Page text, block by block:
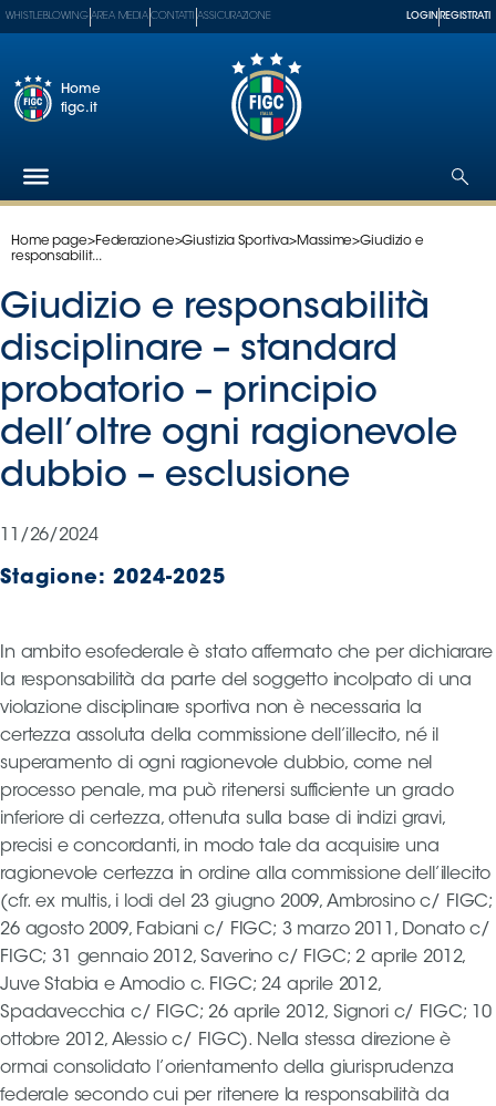
Federazione
Partner
Tecnici
Paralimpico
Serie
Women
B
Calcio
Shop
I
partner
delle
nazionali
Assicurazione
Cerca
Whistleblowing
Area
WHISTLEBLOWING AREA MEDIA CONTATTI ASSICURAZIONE LOGIN REGISTRATI
Home
figc.it
Home page>Federazione>Giustizia Sportiva>Massime>Giudizio e
responsabilit...
Giudizio e responsabilità
disciplinare – standard
probatorio – principio
dell’oltre ogni ragionevole
dubbio – esclusione
11/26/2024
Stagione: 2024-2025
In ambito esofederale è stato affermato che per dichiarare
la responsabilità da parte del soggetto incolpato di una
violazione disciplinare sportiva non è necessaria la
certezza assoluta della commissione dell’illecito, né il
superamento di ogni ragionevole dubbio, come nel
processo penale, ma può ritenersi sufficiente un grado
inferiore di certezza, ottenuta sulla base di indizi gravi,
precisi e concordanti, in modo tale da acquisire una
ragionevole certezza in ordine alla commissione dell’illecito
(cfr. ex multis, i lodi del 23 giugno 2009, Ambrosino c/ FIGC;
26 agosto 2009, Fabiani c/ FIGC; 3 marzo 2011, Donato c/
FIGC; 31 gennaio 2012, Saverino c/ FIGC; 2 aprile 2012,
Juve Stabia e Amodio c. FIGC; 24 aprile 2012,
Spadavecchia c/ FIGC; 26 aprile 2012, Signori c/ FIGC; 10
ottobre 2012, Alessio c/ FIGC). Nella stessa direzione è
ormai consolidato l’orientamento della giurisprudenza
federale secondo cui per ritenere la responsabilità da